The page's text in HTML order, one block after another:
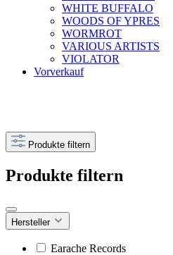
WHITE BUFFALO
WOODS OF YPRES
WORMROT
VARIOUS ARTISTS
VIOLATOR
Vorverkauf
Produkte filtern
Produkte filtern
Hersteller
Earache Records